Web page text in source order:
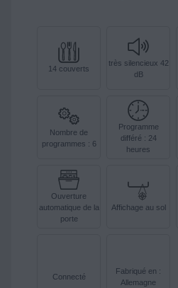
14 couverts
très silencieux 42
dB
Nombre de
programmes : 6
Programme
différé : 24
heures
Ouverture
automatique de la
porte
Affichage au sol
Connecté
Fabriqué en :
Allemagne